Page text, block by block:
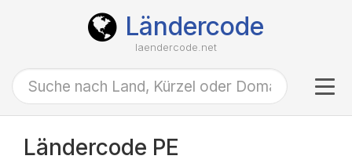
Ländercode
laendercode.net
Ländercode PE